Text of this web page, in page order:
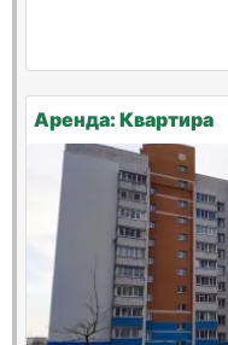
Аренда: Квартира